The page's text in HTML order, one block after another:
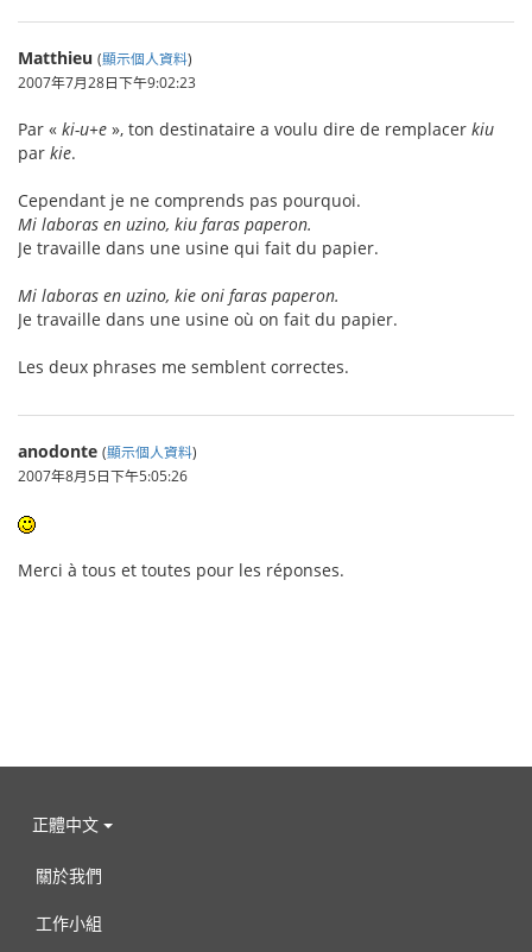
Matthieu (顯示個人資料)
2007年7月28日下午9:02:23
Par « ki-u+e », ton destinataire a voulu dire de remplacer kiu
par kie.
Cependant je ne comprends pas pourquoi.
Mi laboras en uzino, kiu faras paperon.
Je travaille dans une usine qui fait du papier.
Mi laboras en uzino, kie oni faras paperon.
Je travaille dans une usine où on fait du papier.
Les deux phrases me semblent correctes.
anodonte (顯示個人資料)
2007年8月5日下午5:05:26
Merci à tous et toutes pour les réponses.
正體中文
關於我們
工作小組